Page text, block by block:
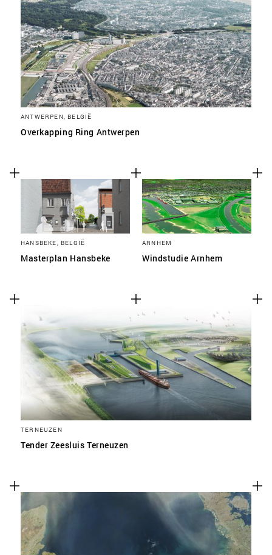
ANTWERPEN, BELGIË
Overkapping Ring Antwerpen
HANSBEKE, BELGIË
Masterplan Hansbeke
ARNHEM
Windstudie Arnhem
TERNEUZEN
Tender Zeesluis Terneuzen